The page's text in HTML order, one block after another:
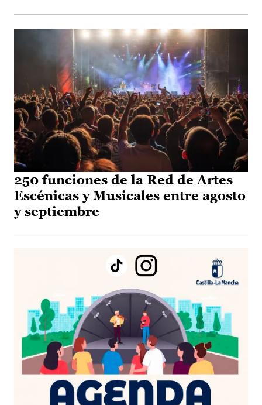
250 funciones de la Red de Artes
Escénicas y Musicales entre agosto
y septiembre